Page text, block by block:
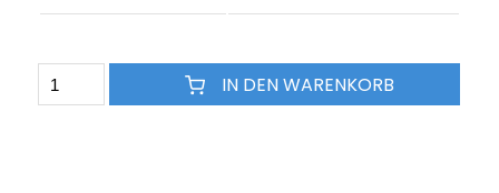
IN DEN WARENKORB